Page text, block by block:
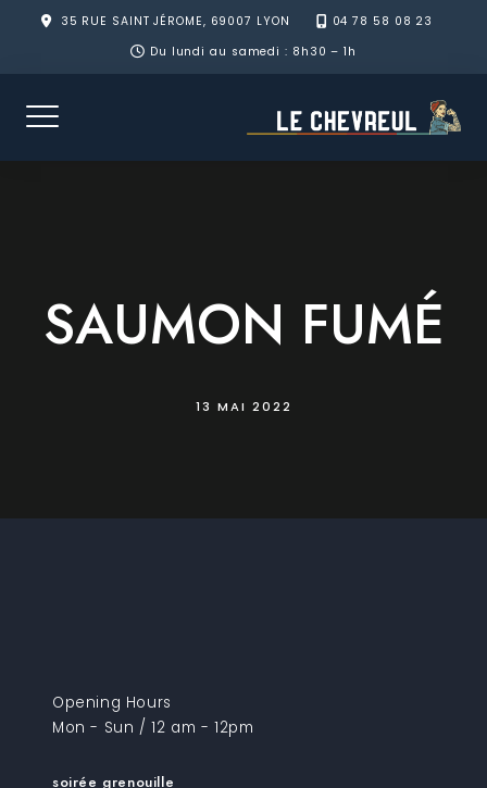
35 RUE SAINT JÉROME, 69007 LYON
04 78 58 08 23
Du lundi au samedi : 8h30 – 1h
SAUMON FUMÉ
13 MAI 2022
Opening Hours
Mon - Sun / 12 am - 12pm
soirée grenouille